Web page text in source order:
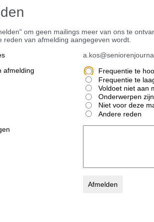
om geen mailings meer van ons te
reden van afmelding aangegeven wordt.
afmelding
Frequentie te
Frequentie te
Voldoet niet aan
Onderwerpen
Niet voor deze
Andere reden